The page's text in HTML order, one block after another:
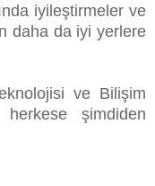
iyileştirmeler ve
daha da iyi yerlere
ve Bilişim
şimdiden